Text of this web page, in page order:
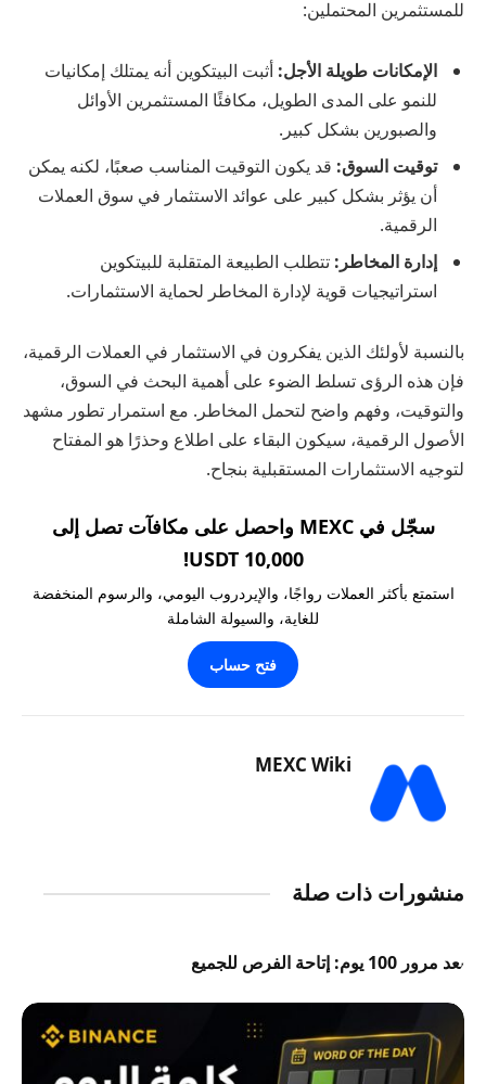
للمستثمرين المحتملين:
الإمكانات طويلة الأجل: أثبت البيتكوين أنه يمتلك إمكانيات
للنمو على المدى الطويل، مكافئًا المستثمرين الأوائل
والصبورين بشكل كبير.
توقيت السوق: قد يكون التوقيت المناسب صعبًا، لكنه يمكن
أن يؤثر بشكل كبير على عوائد الاستثمار في سوق العملات
الرقمية.
إدارة المخاطر: تتطلب الطبيعة المتقلبة للبيتكوين
استراتيجيات قوية لإدارة المخاطر لحماية الاستثمارات.
بالنسبة لأولئك الذين يفكرون في الاستثمار في العملات الرقمية،
فإن هذه الرؤى تسلط الضوء على أهمية البحث في السوق،
والتوقيت، وفهم واضح لتحمل المخاطر. مع استمرار تطور مشهد
الأصول الرقمية، سيكون البقاء على اطلاع وحذرًا هو المفتاح
لتوجيه الاستثمارات المستقبلية بنجاح.
سجّل في MEXC واحصل على مكافآت تصل إلى
10,000 USDT!
استمتع بأكثر العملات رواجًا، والإيردروب اليومي، والرسوم المنخفضة
للغاية، والسيولة الشاملة
فتح حساب
MEXC Wiki
منشورات ذات صلة
بعد مرور 100 يوم: إتاحة الفرص للجميع